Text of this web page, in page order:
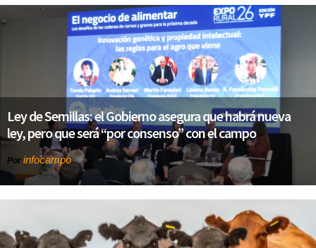
Ley de Semillas: el Gobierno asegura que habrá nueva
ley, pero que será “por consenso” con el campo
Por infocampo